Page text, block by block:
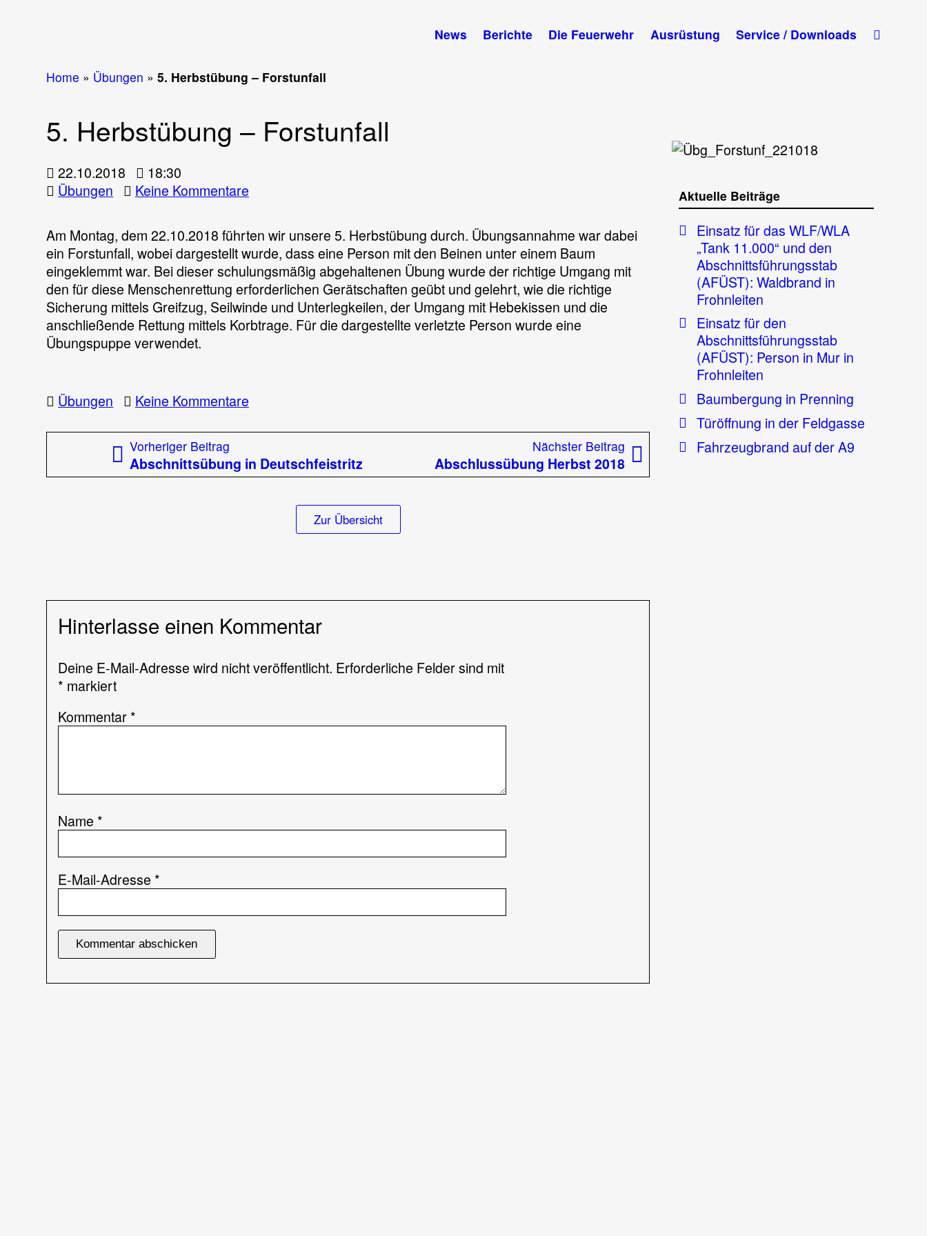
News Berichte Die Feuerwehr Ausrüstung Service / Downloads
Home » Übungen »5. Herbstübung – Forstunfall
5. Herbstübung – Forstunfall
22.10.2018
18:30
Übungen
Keine Kommentarezu
–
Forstunfall
Am Montag, dem 22.10.2018 führten wir unsere 5. Herbstübung durch. Übungsannahme war dabei
ein Forstunfall, wobei dargestellt wurde, dass eine Person mit den Beinen unter einem Baum
eingeklemmt war. Bei dieser schulungsmäßig abgehaltenen Übung wurde der richtige Umgang mit
den für diese Menschenrettung erforderlichen Gerätschaften geübt und gelehrt, wie die richtige
Sicherung mittels Greifzug, Seilwinde und Unterlegkeilen, der Umgang mit Hebekissen und die
anschließende Rettung mittels Korbtrage. Für die dargestellte verletzte Person wurde eine
Übungspuppe verwendet.
Übungen Keine Kommentarezu
Herbstübung
Forstunfall
Beitragsnavigation
Vorheriger Beitrag
Beitrag:
Abschnittsübung in Deutschfeistritz
Nächster Beitrag Nächster
Beitrag:
Abschlussübung Herbst 2018
Zur Übersicht
Hinterlasse einen Kommentar
Deine E-Mail-Adresse wird nicht veröffentlicht. Erforderliche Felder sind mit
* markiert
Kommentar *
Name *
E-Mail-Adresse *
Aktuelle Beiträge
Einsatz für das WLF/WLA
„Tank 11.000“ und den
Abschnittsführungsstab
(AFÜST): Waldbrand in
Frohnleiten
Einsatz für den
Abschnittsführungsstab
(AFÜST): Person in Mur in
Frohnleiten
Baumbergung in Prenning
Türöffnung in der Feldgasse
Fahrzeugbrand auf der A9